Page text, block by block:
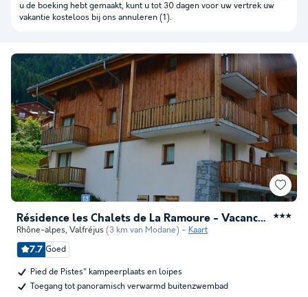
Résidence les Chalets de La Ramoure - Vacancéole ★★★
Rhône-alpes, Valfréjus (3 km van Modane) Kaart
7.7 Goed
Pied de Pistes" kampeerplaats en loipes
Toegang tot panoramisch verwarmd buitenzwembad
u de boeking hebt gemaakt, kunt u tot 30 dagen voor uw vertrek uw
vakantie kosteloos bij ons annuleren (1).